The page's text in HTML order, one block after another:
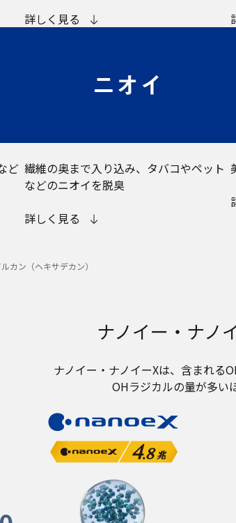
詳しく見る
ど 繊維の奥まで入り込み、タバコやペット
などのニオイを脱臭
詳しく見る
カン（ヘキサデカン）
ナノイー・ナノ
ナノイー・ナノイーXは、含まれる
OHラジカルの量が多い